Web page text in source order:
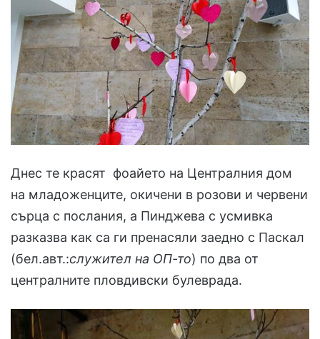
Днес те красят фоайето на Централния дом
на младоженците, окичени в розови и червени
сърца с послания, а Пинджева с усмивка
разказва как са ги пренасяли заедно с Паскал
(бел.авт.:служител на ОП-то) по два от
централните пловдивски булеврада.